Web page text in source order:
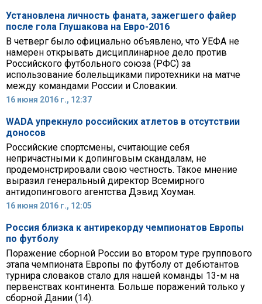
Установлена личность фаната, зажегшего файер
после гола Глушакова на Евро-2016
В четверг было официально объявлено, что УЕФА не
намерен открывать дисциплинарное дело против
Российского футбольного союза (РФС) за
использование болельщиками пиротехники на матче
между командами России и Словакии.
16 июня 2016 г., 12:37
WADA упрекнуло российских атлетов в отсутствии
доносов
Российские спортсмены, считающие себя
непричастными к допинговым скандалам, не
продемонстрировали свою честность. Такое мнение
выразил генеральный директор Всемирного
антидопингового агентства Дэвид Хоуман.
16 июня 2016 г., 12:05
Россия близка к антирекорду чемпионатов Европы
по футболу
Поражение сборной России во втором туре группового
этапа чемпионата Европы по футболу от дебютантов
турнира словаков стало для нашей команды 13-м на
первенствах континента. Больше поражений только у
сборной Дании (14).